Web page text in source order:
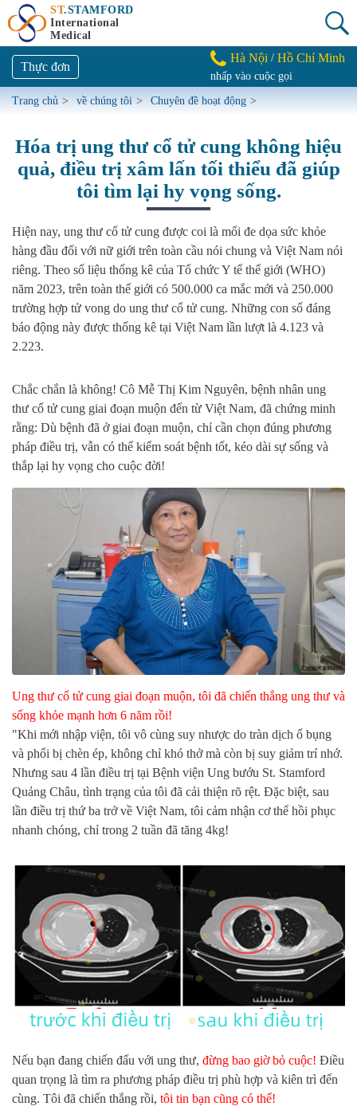
ST.STAMFORD
International
Medical
Thực đơn
Hà Nội / Hồ Chí Minh
nhấp vào cuộc gọi
Trang chủ > về chúng tôi > Chuyên đề hoạt động >
Hóa trị ung thư cổ tử cung không hiệu
quả, điều trị xâm lấn tối thiểu đã giúp
tôi tìm lại hy vọng sống.
Hiện nay, ung thư cổ tử cung được coi là mối đe dọa sức khỏe
hàng đầu đối với nữ giới trên toàn cầu nói chung và Việt Nam nói
riêng. Theo số liệu thống kê của Tổ chức Y tế thế giới (WHO)
năm 2023, trên toàn thế giới có 500.000 ca mắc mới và 250.000
trường hợp tử vong do ung thư cổ tử cung. Những con số đáng
báo động này được thống kê tại Việt Nam lần lượt là 4.123 và
2.223.
Chắc chắn là không! Cô Mễ Thị Kim Nguyên, bệnh nhân ung
thư cổ tử cung giai đoạn muộn đến từ Việt Nam, đã chứng minh
rằng: Dù bệnh đã ở giai đoạn muộn, chỉ cần chọn đúng phương
pháp điều trị, vẫn có thể kiểm soát bệnh tốt, kéo dài sự sống và
thắp lại hy vọng cho cuộc đời!
Ung thư cổ tử cung giai đoạn muộn, tôi đã chiến thắng ung thư và
sống khỏe mạnh hơn 6 năm rồi!
"Khi mới nhập viện, tôi vô cùng suy nhược do tràn dịch ổ bụng
và phổi bị chèn ép, không chỉ khó thở mà còn bị suy giảm trí nhớ.
Nhưng sau 4 lần điều trị tại Bệnh viện Ung bướu St. Stamford
Quảng Châu, tình trạng của tôi đã cải thiện rõ rệt. Đặc biệt, sau
lần điều trị thứ ba trở về Việt Nam, tôi cảm nhận cơ thể hồi phục
nhanh chóng, chỉ trong 2 tuần đã tăng 4kg!
Nếu bạn đang chiến đấu với ung thư, đừng bao giờ bỏ cuộc! Điều
quan trọng là tìm ra phương pháp điều trị phù hợp và kiên trì đến
cùng. Tôi đã chiến thắng rồi, tôi tin bạn cũng có thể!